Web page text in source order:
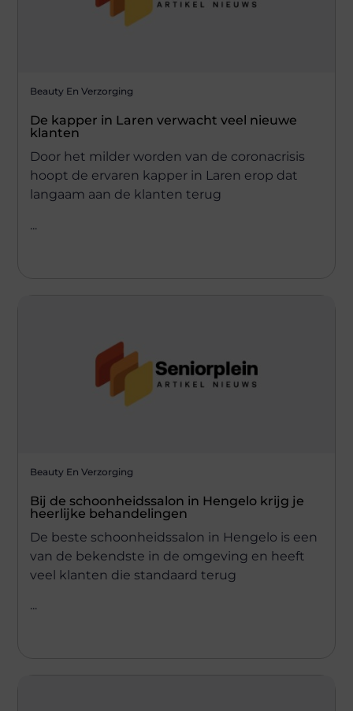
Beauty En Verzorging
De kapper in Laren verwacht veel nieuwe
klanten
Door het milder worden van de coronacrisis
hoopt de ervaren kapper in Laren erop dat
langaam aan de klanten terug
...
Beauty En Verzorging
Bij de schoonheidssalon in Hengelo krijg je
heerlijke behandelingen
De beste schoonheidssalon in Hengelo is een
van de bekendste in de omgeving en heeft
veel klanten die standaard terug
...